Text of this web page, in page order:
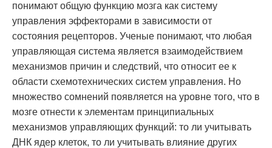
понимают общую функцию мозга как систему
управления эффекторами в зависимости от
состояния рецепторов. Ученые понимают, что любая
управляющая система является взаимодействием
механизмов причин и следствий, что относит ее к
области схемотехнических систем управления. Но
множество сомнений появляется на уровне того, что в
мозге отнести к элементам принципиальных
механизмов управляющих функций: то ли учитывать
ДНК ядер клеток, то ли учитывать влияние других